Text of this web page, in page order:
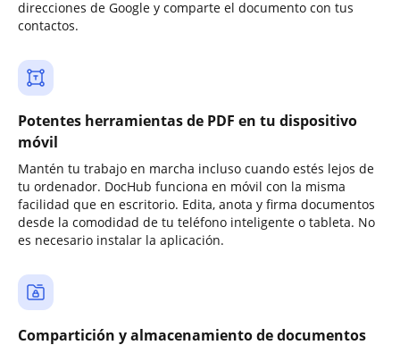
direcciones de Google y comparte el documento con tus
contactos.
Potentes herramientas de PDF en tu dispositivo
móvil
Mantén tu trabajo en marcha incluso cuando estés lejos de
tu ordenador. DocHub funciona en móvil con la misma
facilidad que en escritorio. Edita, anota y firma documentos
desde la comodidad de tu teléfono inteligente o tableta. No
es necesario instalar la aplicación.
Compartición y almacenamiento de documentos